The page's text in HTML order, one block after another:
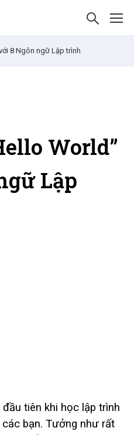
8 Ngôn ngữ Lập trình
World”
Lập
tiên khi học lập trình
bạn. Tưởng như rất